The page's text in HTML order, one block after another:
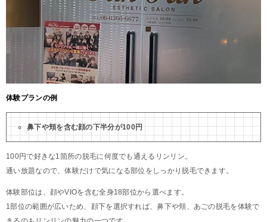
体験プランの例
鼻下や頬を含む顔の下半分が100円
100円で好きな1箇所の脱毛に何度でも通えるリンリン。
通い放題なので、体験だけで気になる部位をしっかり脱毛できます。
体験部位は、顔やVIOを含む全身18部位から選べます。
1部位の範囲が広いため、顔下を選択すれば、鼻下や頬、あごの脱毛を体験で